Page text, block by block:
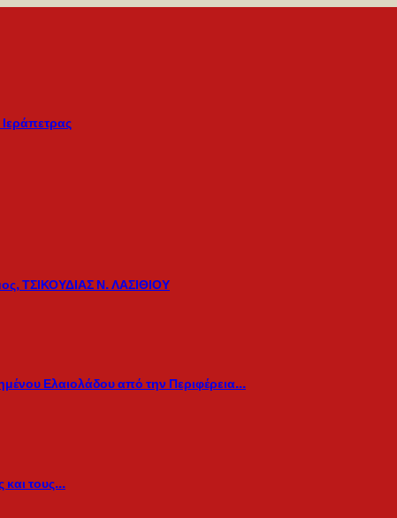
ΤΣΙΚΟΥΔΙΑΣ Ν. ΛΑΣΙΘΙΟΥ
Ελαιολάδου από την Περιφέρεια…
και τους…